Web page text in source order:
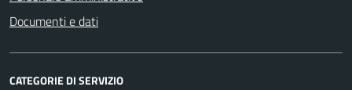
Documenti e dati
CATEGORIE DI SERVIZIO